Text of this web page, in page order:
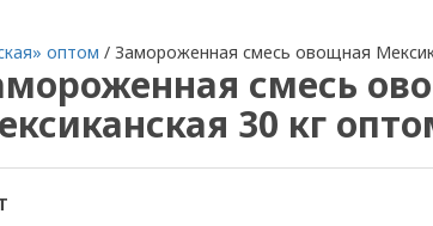
оптом / Замороженная смесь овощная
смесь
30 кг